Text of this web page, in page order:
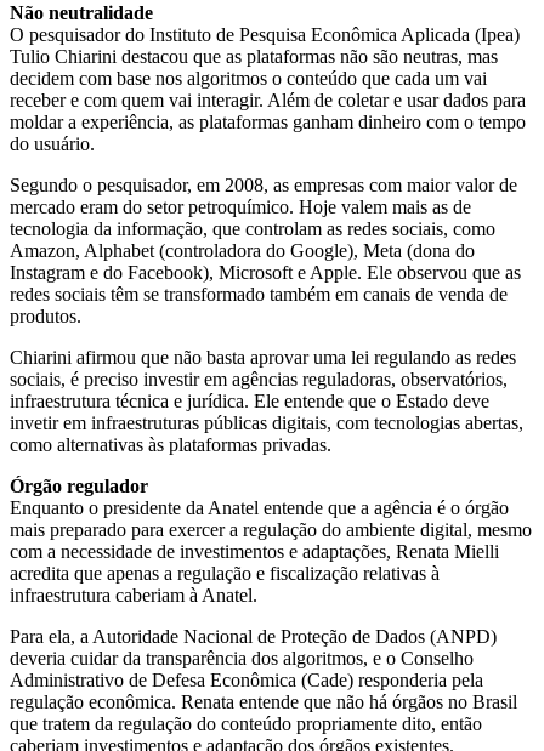
Não neutralidade
O pesquisador do Instituto de Pesquisa Econômica Aplicada (Ipea)
Tulio Chiarini destacou que as plataformas não são neutras, mas
decidem com base nos algoritmos o conteúdo que cada um vai
receber e com quem vai interagir. Além de coletar e usar dados para
moldar a experiência, as plataformas ganham dinheiro com o tempo
do usuário.
Segundo o pesquisador, em 2008, as empresas com maior valor de
mercado eram do setor petroquímico. Hoje valem mais as de
tecnologia da informação, que controlam as redes sociais, como
Amazon, Alphabet (controladora do Google), Meta (dona do
Instagram e do Facebook), Microsoft e Apple. Ele observou que as
redes sociais têm se transformado também em canais de venda de
produtos.
Chiarini afirmou que não basta aprovar uma lei regulando as redes
sociais, é preciso investir em agências reguladoras, observatórios,
infraestrutura técnica e jurídica. Ele entende que o Estado deve
invetir em infraestruturas públicas digitais, com tecnologias abertas,
como alternativas às plataformas privadas.
Órgão regulador
Enquanto o presidente da Anatel entende que a agência é o órgão
mais preparado para exercer a regulação do ambiente digital, mesmo
com a necessidade de investimentos e adaptações, Renata Mielli
acredita que apenas a regulação e fiscalização relativas à
infraestrutura caberiam à Anatel.
Para ela, a Autoridade Nacional de Proteção de Dados (ANPD)
deveria cuidar da transparência dos algoritmos, e o Conselho
Administrativo de Defesa Econômica (Cade) responderia pela
regulação econômica. Renata entende que não há órgãos no Brasil
que tratem da regulação do conteúdo propriamente dito, então
caberiam investimentos e adaptação dos órgãos existentes.